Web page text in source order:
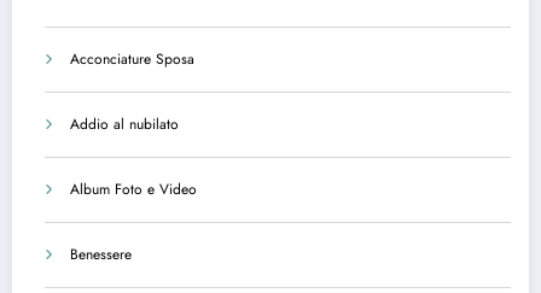
Acconciature Sposa
Addio al nubilato
Album Foto e Video
Benessere